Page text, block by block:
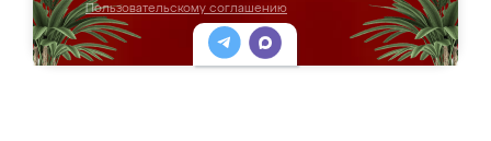
Пользовательскому соглашению